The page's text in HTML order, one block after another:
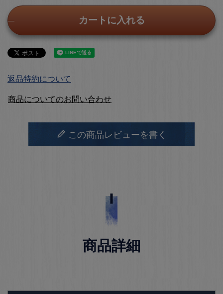
カートに入れる
返品特約について
商品についてのお問い合わせ
この商品レビューを書く
商品詳細